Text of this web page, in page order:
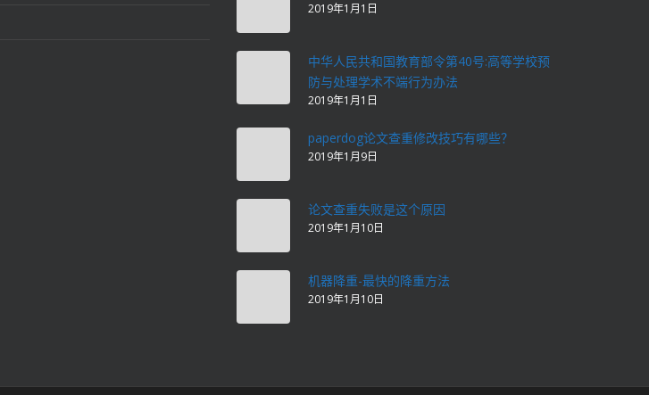
2019年1月1日
中华人民共和国教育部令第40号:高等学校预
防与处理学术不端行为办法
2019年1月1日
paperdog论文查重修改技巧有哪些？
2019年1月9日
论文查重失败是这个原因
2019年1月10日
机器降重-最快的降重方法
2019年1月10日